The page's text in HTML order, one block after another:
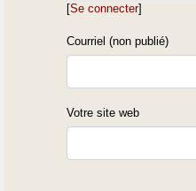
[Se connecter]
Courriel (non publié)
Votre site web